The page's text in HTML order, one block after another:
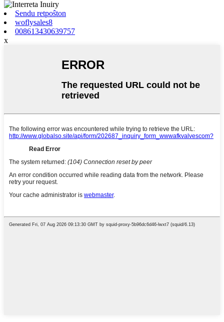
Sendu retpoŝton
woflysales8
008613430639757
x